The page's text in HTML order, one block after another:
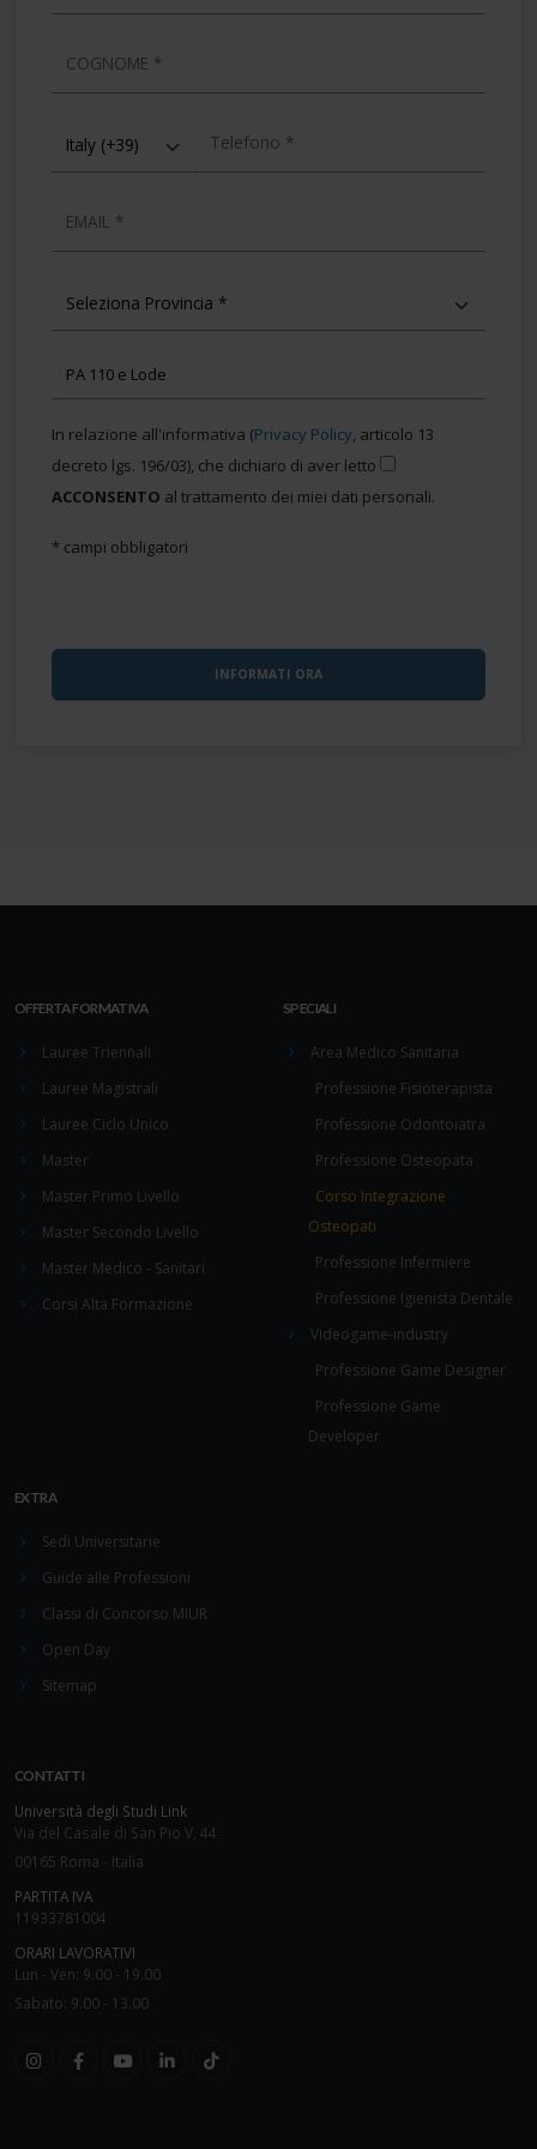
nostri partner che si occupano di analisi dei dati web,
raccolto dal suo utilizzo dei loro servizi.
COGNOME
TELEFONO
EMAIL
In relazione all'informativa (Privacy Policy, articolo 13
decreto lgs. 196/03), che dichiaro di aver letto
ACCONSENTO al trattamento dei miei dati personali.
* campi obbligatori
OFFERTA FORMATIVA
Lauree Triennali
Lauree Magistrali
Lauree Ciclo Unico
Master
Master Primo Livello
Master Secondo Livello
Master Medico - Sanitari
Corsi Alta Formazione
SPECIALI
Area Medico Sanitaria
Professione Fisioterapista
Professione Odontoiatra
Professione Osteopata
Corso Integrazione
Osteopati
Professione Infermiere
Professione Igienista Dentale
Videogame-industry
Professione Game Designer
Professione Game
Developer
EXTRA
Sedi Universitarie
Guide alle Professioni
Classi di Concorso MIUR
Open Day
Sitemap
CONTATTI
Università degli Studi Link
Via del Casale di San Pio V, 44
00165 Roma - Italia
PARTITA IVA
11933781004
ORARI LAVORATIVI
Lun - Ven: 9.00 - 19.00
Sabato: 9.00 - 13.00